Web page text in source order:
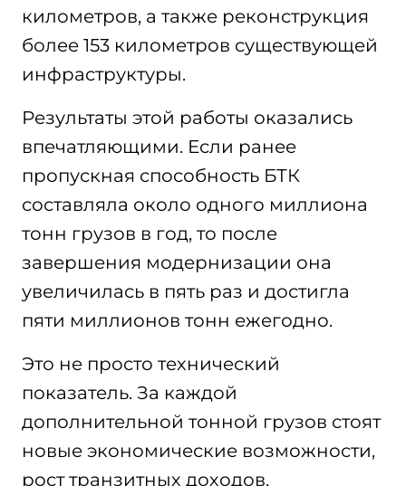
километров, а также реконструкция
более 153 километров существующей
инфраструктуры.
Результаты этой работы оказались
впечатляющими. Если ранее
пропускная способность БТК
составляла около одного миллиона
тонн грузов в год, то после
завершения модернизации она
увеличилась в пять раз и достигла
пяти миллионов тонн ежегодно.
Это не просто технический
показатель. За каждой
дополнительной тонной грузов стоят
новые экономические возможности,
рост транзитных доходов,